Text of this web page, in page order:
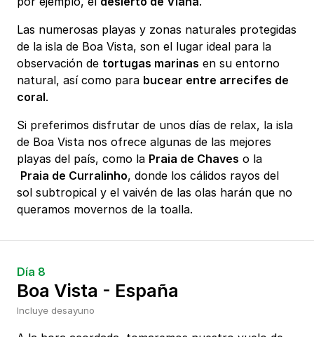
Las numerosas playas y zonas naturales protegidas
de la isla de Boa Vista, son el lugar ideal para la
observación de tortugas marinas en su entorno
natural, así como para bucear entre arrecifes de
coral.
Si preferimos disfrutar de unos días de relax, la isla
de Boa Vista nos ofrece algunas de las mejores
playas del país, como la Praia de Chaves o la
Praia de Curralinho, donde los cálidos rayos del
sol subtropical y el vaivén de las olas harán que no
queramos movernos de la toalla.
Día 8
Boa Vista - España
Incluye desayuno